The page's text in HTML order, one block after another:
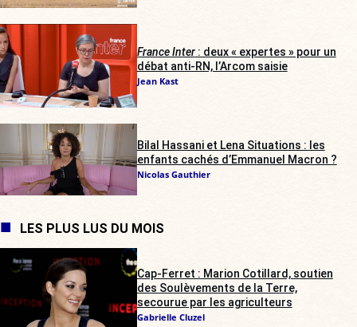
France Inter: deux « expertes » pour un
débat anti-RN, l’Arcom saisie
Jean Kast
Bilal Hassani et Lena Situations : les
enfants cachés d’Emmanuel Macron ?
Nicolas Gauthier
LES PLUS LUS DU MOIS
Cap-Ferret : Marion Cotillard, soutien
des Soulèvements de la Terre,
secourue par les agriculteurs
Gabrielle Cluzel